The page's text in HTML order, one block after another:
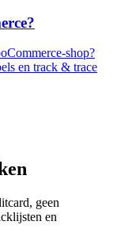
shop?
en track & trace
geen
en